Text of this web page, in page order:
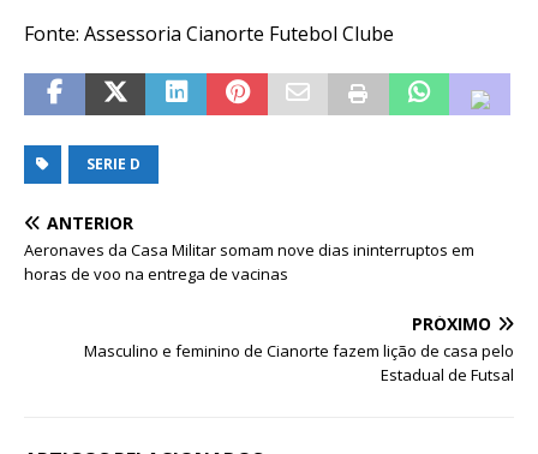
Fonte: Assessoria Cianorte Futebol Clube
SERIE D
ANTERIOR
Aeronaves da Casa Militar somam nove dias ininterruptos em
horas de voo na entrega de vacinas
PRÓXIMO
Masculino e feminino de Cianorte fazem lição de casa pelo
Estadual de Futsal